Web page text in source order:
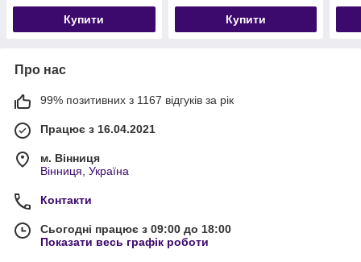
Купити Купити
Про нас
99% позитивних з 1167 відгуків за рік
Працює з 16.04.2021
м. Вінниця
Вінниця, Україна
Контакти
Сьогодні працює з 09:00 до 18:00
Показати весь графік роботи